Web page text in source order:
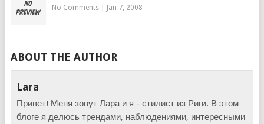
No Comments| Jan 7, 2008
ABOUT THE AUTHOR
Lara
Привет! Меня зовут Лара и я - стилист из Риги. В этом
блоге я делюсь трендами, наблюдениями, интересными